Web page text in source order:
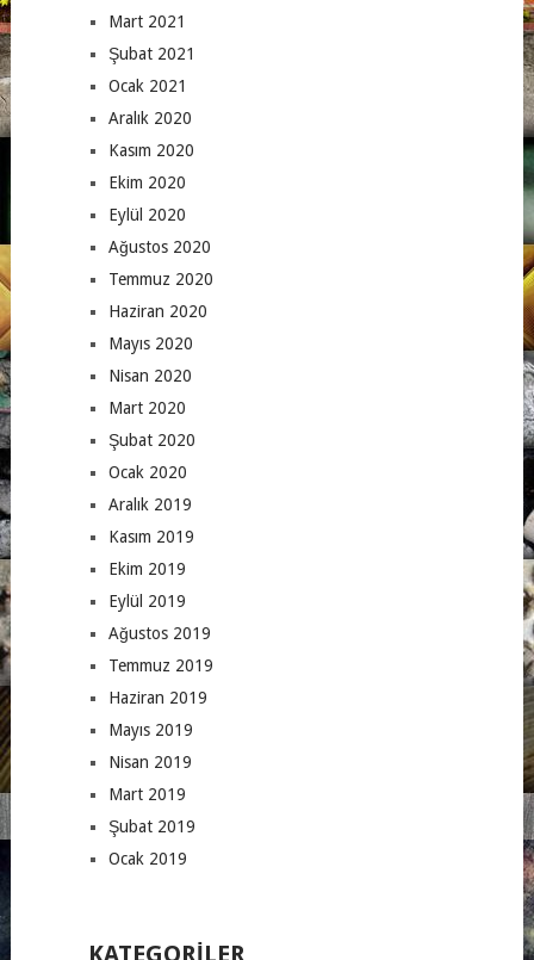
Mart 2021
Şubat 2021
Ocak 2021
Aralık 2020
Kasım 2020
Ekim 2020
Eylül 2020
Ağustos 2020
Temmuz 2020
Haziran 2020
Mayıs 2020
Nisan 2020
Mart 2020
Şubat 2020
Ocak 2020
Aralık 2019
Kasım 2019
Ekim 2019
Eylül 2019
Ağustos 2019
Temmuz 2019
Haziran 2019
Mayıs 2019
Nisan 2019
Mart 2019
Şubat 2019
Ocak 2019
KATEGORILER